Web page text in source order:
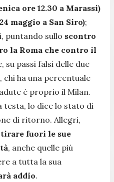
ore 12.30 a Marassi)
maggio a San Siro);
puntando sullo scontro
la Roma che contro il
su passi falsi delle due
chi ha una percentuale
è proprio il Milan.
testa, lo dice lo stato di
di ritorno. Allegri,
fuori le sue
, anche quelle più
a tutta la sua
addio.